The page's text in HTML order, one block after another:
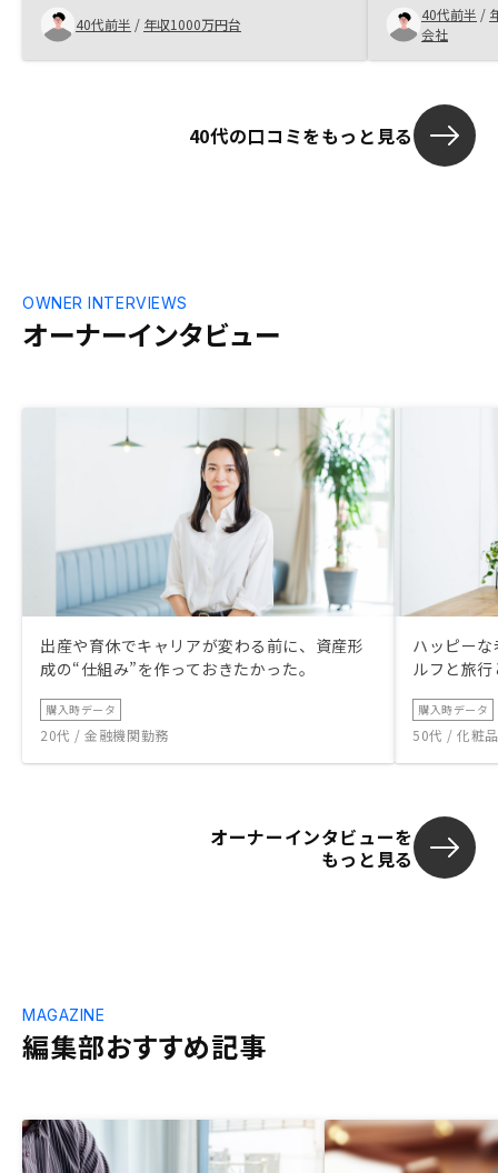
ったのがSNS内での御社の広告でした。不
動産投資に対する知識はあまりなかったの
ですが、面談をすることで知識を得る、か
た。面談してみると担当の方からは不動産
際に不動産投資をしているということから
私も御社で不動産投資を始めようと決断し
ました。
40代前半 / 年収1000万円台
40代前半 /
会社
40代の口コミをもっと見る
オーナーインタビュー
OWNER INTERVIEWS
出産や育休でキャリアが変わる前に、資産形
成の“仕組み”を作っておきたかった。
購入時データ
20代 / 金融機関勤務
ハッピー
ルフと旅
購入時データ
50代 / 化粧
オーナーインタビューを
もっと見る
編集部おすすめ記事
MAGAZINE